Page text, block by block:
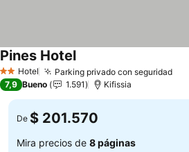
2 Estrellas
Hotel Parking privado con seguridad
Pines Hotel
7,9 Bueno 1.591 Kifissia
De $ 201.570
Mira precios de 8 páginas